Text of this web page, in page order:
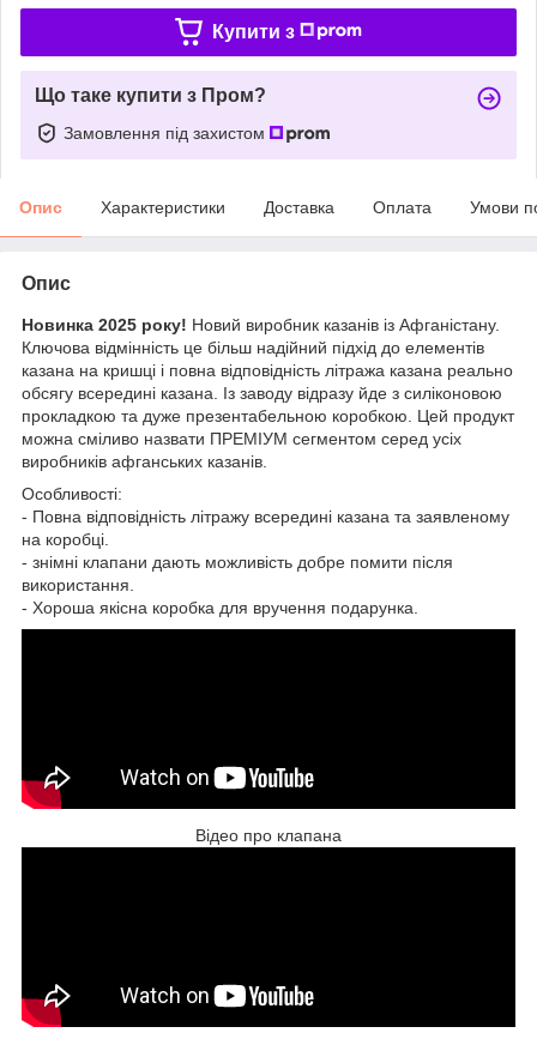
Купити з
Що таке купити з Пром?
Замовлення під захистом
Опис Характеристики Доставка Оплата Умови
Опис
Новинка 2025 року! Новий виробник казанів із Афганістану.
Ключова відмінність це більш надійний підхід до елементів
казана на кришці і повна відповідність літража казана реально
обсягу всередині казана. Із заводу відразу йде з силіконовою
прокладкою та дуже презентабельною коробкою. Цей продукт
можна сміливо назвати ПРЕМІУМ сегментом серед усіх
виробників афганських казанів.
Особливості:
- Повна відповідність літражу всередині казана та заявленому
на коробці.
- знімні клапани дають можливість добре помити після
використання.
- Хороша якісна коробка для вручення подарунка.
Відео про клапана